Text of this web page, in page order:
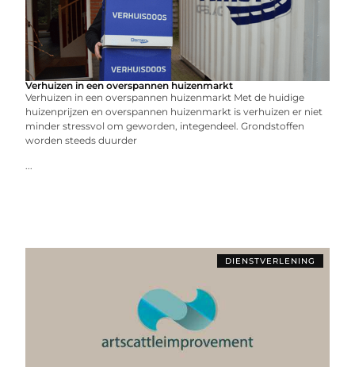
Verhuizen in een overspannen huizenmarkt
Verhuizen in een overspannen huizenmarkt Met de huidige
huizenprijzen en overspannen huizenmarkt is verhuizen er niet
minder stressvol om geworden, integendeel. Grondstoffen
worden steeds duurder
...
DIENSTVERLENING